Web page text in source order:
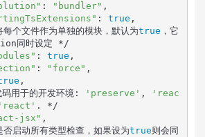
: "bundler" ,
: true ,
将每个文件作为单独的模块，默认为
true ，它
同时设定 */
: true ,
: "force" ,
,
码用于的开发环境:
'preserve' ,
'reac
'react' . */
jsx" ,
是否启动所有类型检查，如果设为
true则会同